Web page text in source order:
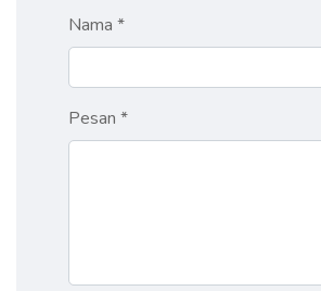
Nama *
Pesan *